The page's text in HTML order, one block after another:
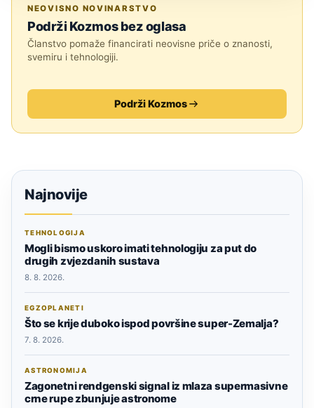
NEOVISNO NOVINARSTVO
Podrži Kozmos bez oglasa
Članstvo pomaže financirati neovisne priče o znanosti,
svemiru i tehnologiji.
Podrži Kozmos
Najnovije
TEHNOLOGIJA
Mogli bismo uskoro imati tehnologiju za put do
drugih zvjezdanih sustava
8. 8. 2026.
EGZOPLANETI
Što se krije duboko ispod površine super-Zemalja?
7. 8. 2026.
ASTRONOMIJA
Zagonetni rendgenski signal iz mlaza supermasivne
crne rupe zbunjuje astronome